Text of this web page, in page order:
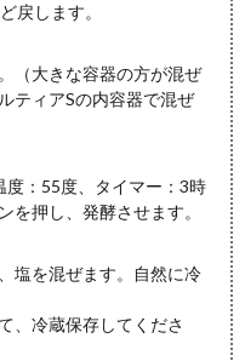
戻します。
（大きな容器の方が混ぜ
ティアSの内容器で混ぜ
度：55度、タイマー：3時
を押し、発酵させます。
塩を混ぜます。自然に冷
、冷蔵保存してくださ